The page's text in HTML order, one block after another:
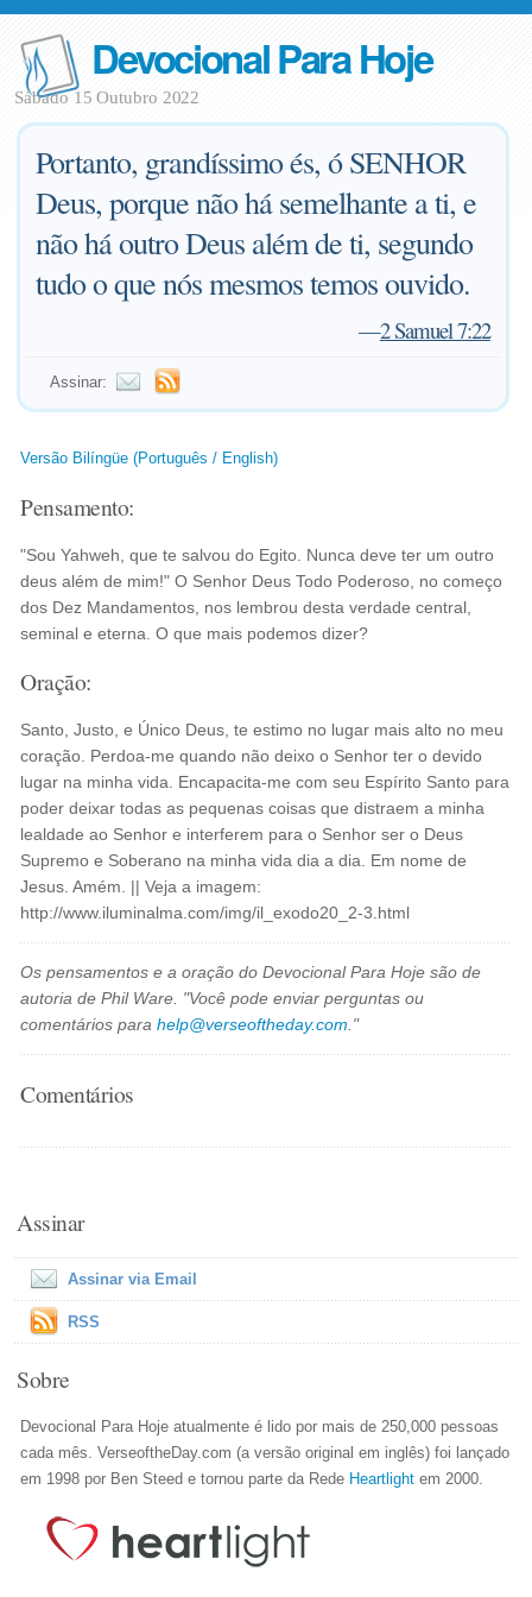
Devocional Para Hoje
Sábado 15 Outubro 2022
Portanto, grandíssimo és, ó SENHOR
Deus, porque não há semelhante a ti, e
não há outro Deus além de ti, segundo
tudo o que nós mesmos temos ouvido.
—2 Samuel 7:22
Assinar:
Versão Bilíngüe (Português / English)
Pensamento:
"Sou Yahweh, que te salvou do Egito. Nunca deve ter um outro
deus além de mim!" O Senhor Deus Todo Poderoso, no começo
dos Dez Mandamentos, nos lembrou desta verdade central,
seminal e eterna. O que mais podemos dizer?
Oração:
Santo, Justo, e Único Deus, te estimo no lugar mais alto no meu
coração. Perdoa-me quando não deixo o Senhor ter o devido
lugar na minha vida. Encapacita-me com seu Espírito Santo para
poder deixar todas as pequenas coisas que distraem a minha
lealdade ao Senhor e interferem para o Senhor ser o Deus
Supremo e Soberano na minha vida dia a dia. Em nome de
Jesus. Amém. || Veja a imagem:
http://www.iluminalma.com/img/il_exodo20_2-3.html
Os pensamentos e a oração do Devocional Para Hoje são de
autoria de Phil Ware. "Você pode enviar perguntas ou
comentários parahelp@verseoftheday.com ."
Comentários
Assinar
Assinar via Email
RSS
Sobre
Devocional Para Hoje atualmente é lido por mais de 250,000 pessoas
cada mês. VerseoftheDay.com (a versão original em inglês) foi lançado
em 1998 por Ben Steed e tornou parte da Rede Heartlight em 2000.